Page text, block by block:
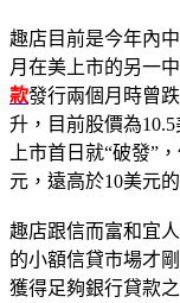
趣店目前是今年內
月在美上市的另一
款發行兩個月時曾
升，目前股價為
上市首日就“破發”
元，遠高於10美元
趣店跟信而富和宜
的小額信貸市場才
獲得足夠銀行貸款